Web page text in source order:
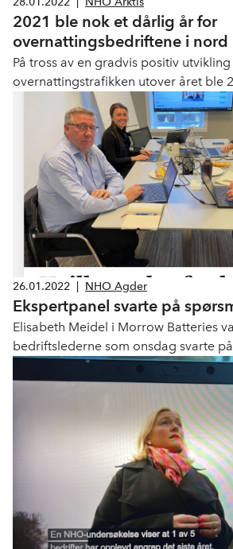
2021 ble nok et dårlig år for
overnattingsbedriftene i nord
På tross av en gradvis positiv utvikling
overnattingstrafikken utover året ble
år for reiselivsbedriftene i nord.
Norge og Svalbard har hatt en
Norge som helhet. Pågående
Norge og i viktige
usikkerhet for den videre utvikling.
for målretta tiltak i tiden som
NHO i nord.
26.01.2022 NHO Agder
Ekspertpanel svarte på
Elisabeth Meidel i Morrow Batteries
bedriftslederne som onsdag svarte
nettmøte på agderposten.no.
kompetanse som etterlyses på